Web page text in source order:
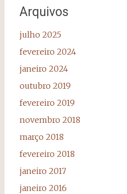
Arquivos
julho 2025
fevereiro 2024
janeiro 2024
outubro 2019
fevereiro 2019
novembro 2018
março 2018
fevereiro 2018
janeiro 2017
janeiro 2016